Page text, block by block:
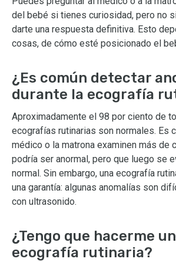
del bebé si tienes curiosidad, pero no
darte una respuesta definitiva. Esto
cosas, de cómo esté posicionado el
¿Es común detectar
durante la ecografía
Aproximadamente el 98 por ciento de
ecografías rutinarias son normales. Es
médico o la matrona examinen más de
podría ser anormal, pero que luego se
normal. Sin embargo, una ecografía
una garantía: algunas anomalías son
con ultrasonido.
¿Tengo que hacerme
ecografía rutinaria?